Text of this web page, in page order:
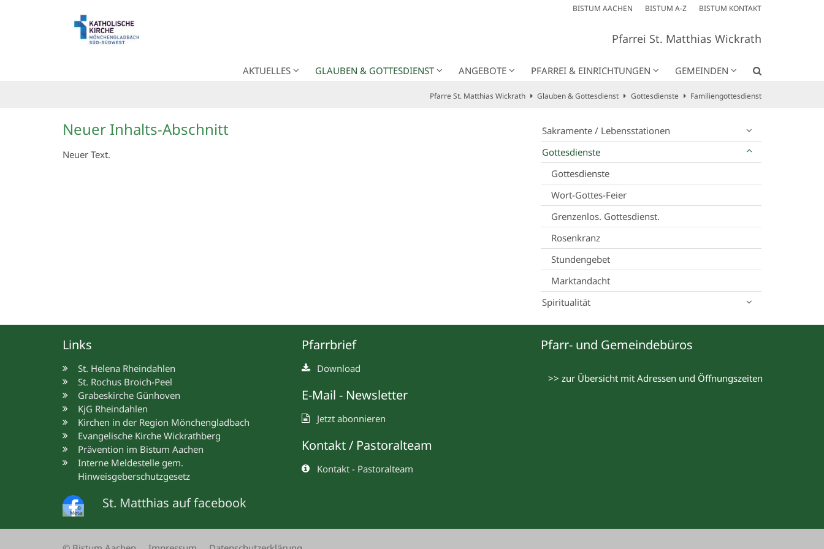
BISTUM AACHEN BISTUM A-Z BISTUM KONTAKT
Pfarrei St. Matthias Wickrath
AKTUELLES GLAUBEN & GOTTESDIENST ANGEBOTE PFARREI & EINRICHTUNGEN GEMEINDEN
Pfarre St. Matthias Wickrath Glauben & Gottesdienst Gottesdienste Familiengottesdienst
Neuer Inhalts-Abschnitt
Neuer Text.
Sakramente / Lebensstationen
Gottesdienste
Gottesdienste
Wort-Gottes-Feier
Grenzenlos. Gottesdienst.
Rosenkranz
Stundengebet
Marktandacht
Spiritualität
Links
St. Helena Rheindahlen
St. Rochus Broich-Peel
Grabeskirche Günhoven
KjG Rheindahlen
Kirchen in der Region Mönchengladbach
Evangelische Kirche Wickrathberg
Prävention im Bistum Aachen
Interne Meldestelle gem.
Hinweisgeberschutzgesetz
©
Meta
St. Matthias auf facebook
Pfarrbrief
Download
E-Mail - Newsletter
Jetzt abonnieren
Kontakt / Pastoralteam
Kontakt - Pastoralteam
Pfarr- und Gemeindebüros
>> zur Übersicht mit Adressen und Öffnungszeiten